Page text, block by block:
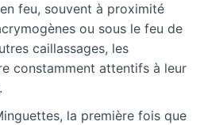
feu, souvent à proximité
ou sous le feu de
caillassages, les
constamment attentifs à leur
la première fois que